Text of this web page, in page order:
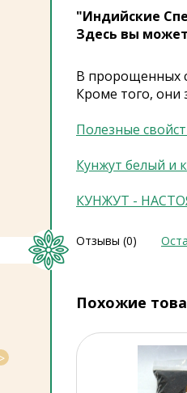
"Индийские
Здесь вы
В пророщенных
Кроме того, они
Полезные
Кунжут белый и
КУНЖУТ -
Отзывы (0)
Похожие